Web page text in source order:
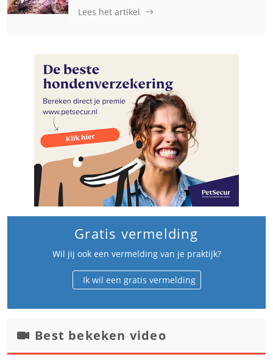
Lees het artikel
Gratis vermelding
Wil jij ook een vermelding van je praktijk?
Ik wil een gratis vermelding
Best bekeken video